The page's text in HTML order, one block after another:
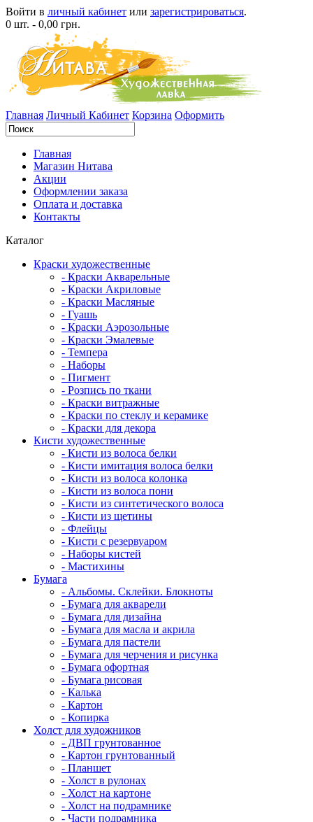
Войти в личный кабинет или зарегистрироваться.
0 шт. - 0,00 грн.
Главная Личный Кабинет Корзина Оформить
Главная
Магазин Нитава
Акции
Оформлении заказа
Оплата и доставка
Контакты
Каталог
Краски художественные
- Краски Акварельные
- Краски Акриловые
- Краски Масляные
- Гуашь
- Краски Аэрозольные
- Краски Эмалевые
- Темпера
- Наборы
- Пигмент
- Розпись по ткани
- Краски витражные
- Краски по стеклу и керамике
- Краски для декора
Кисти художественные
- Кисти из волоса белки
- Кисти имитация волоса белки
- Кисти из волоса колонка
- Кисти из волоса пони
- Кисти из синтетического волоса
- Кисти из щетины
- Флейцы
- Кисти с резервуаром
- Наборы кистей
- Мастихины
Бумага
- Альбомы. Склейки. Блокноты
- Бумага для акварели
- Бумага для дизайна
- Бумага для масла и акрила
- Бумага для пастели
- Бумага для черчения и рисунка
- Бумага офортная
- Бумага рисовая
- Калька
- Картон
- Копирка
Холст для художников
- ДВП грунтованное
- Картон грунтованный
- Планшет
- Холст в рулонах
- Холст на картоне
- Холст на подрамнике
- Части подрамника